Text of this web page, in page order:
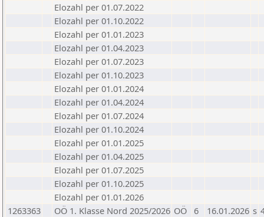
Elozahl per 01.07.2022
Elozahl per 01.10.2022
Elozahl per 01.01.2023
Elozahl per 01.04.2023
Elozahl per 01.07.2023
Elozahl per 01.10.2023
Elozahl per 01.01.2024
Elozahl per 01.04.2024
Elozahl per 01.07.2024
Elozahl per 01.10.2024
Elozahl per 01.01.2025
Elozahl per 01.04.2025
Elozahl per 01.07.2025
Elozahl per 01.10.2025
Elozahl per 01.01.2026
1263363
OÖ 1. Klasse Nord 2025/2026 OÖ 6 16.01.2026 s